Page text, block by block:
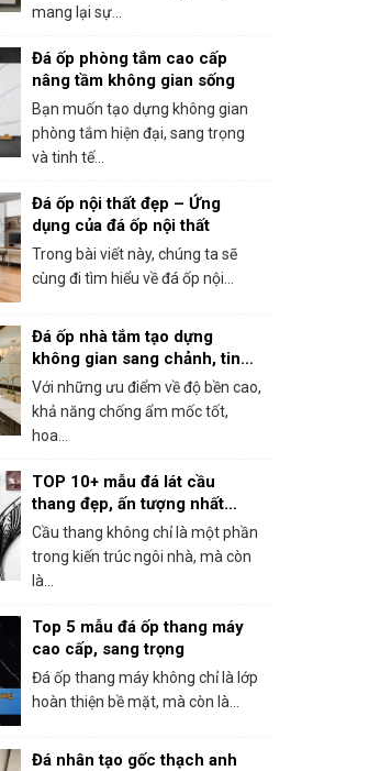
mang lại sự...
Đá ốp phòng tắm cao cấp
nâng tầm không gian sống
Bạn muốn tạo dựng không gian
phòng tắm hiện đại, sang trọng
và tinh tế...
Đá ốp nội thất đẹp – Ứng
dụng của đá ốp nội thất
Trong bài viết này, chúng ta sẽ
cùng đi tìm hiểu về đá ốp nội...
Đá ốp nhà tắm tạo dựng
không gian sang chảnh, tinh
tế
Với những ưu điểm về độ bền cao,
khả năng chống ẩm mốc tốt,
hoa...
TOP 10+ mẫu đá lát cầu
thang đẹp, ấn tượng nhất
2025
Cầu thang không chỉ là một phần
trong kiến trúc ngôi nhà, mà còn
là...
Top 5 mẫu đá ốp thang máy
cao cấp, sang trọng
Đá ốp thang máy không chỉ là lớp
hoàn thiện bề mặt, mà còn là...
Đá nhân tạo gốc thạch anh